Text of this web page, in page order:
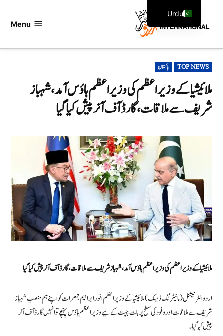
Menu
POSTED
IN
TOP NEWS پاکستان
ملائیشیا کے وزیراعظم کی وزیراعظم ہاؤس آمد،شہباز
شریف سے ملاقات، گارڈ آف آنر پیش کیا گیا
ملائیشیا کے وزیراعظم کی وزیراعظم ہاؤس آمد،شہباز شریف سے ملاقات، گارڈ آف آنر پیش کیا گیا
اردو انٹرنیشنل (مانیٹرنگ ڈیسک) ملائیشیا کے وزیر اعظم انور ابراہیم جمعرات کو اپنے ہم منصب شہباز
شریف سے ملاقات اور وفود کی سطح پر بات چیت کے لیے وزیر اعظم ہاؤس پہنچے تو انہیں گارڈ آف آنر
پیش کیا گیا۔
Urdu
English